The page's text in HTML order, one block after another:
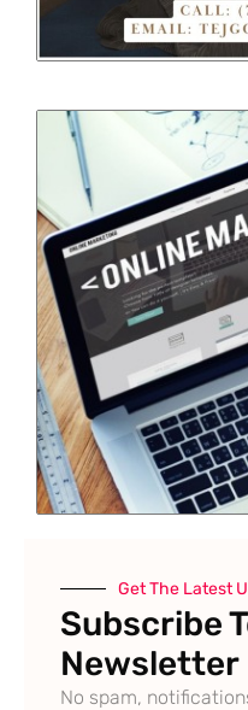
Get The Latest
Subscribe
Newsletter
No spam,